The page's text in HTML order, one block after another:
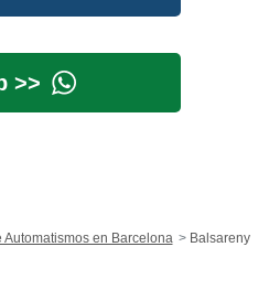
>>
en Barcelona Balsareny